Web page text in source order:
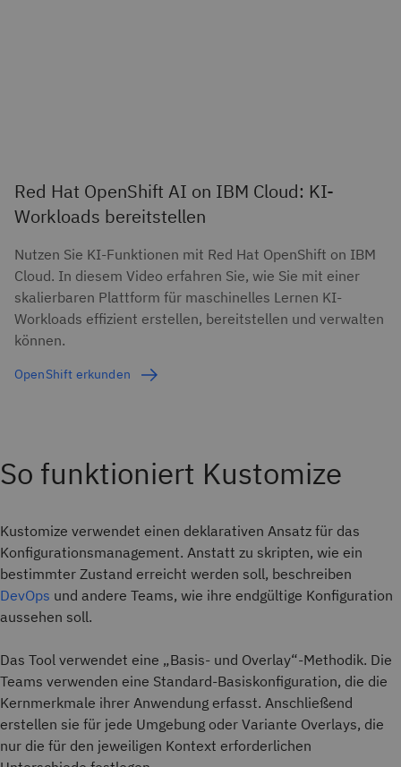
Red Hat OpenShift AI on IBM Cloud: KI-
Workloads bereitstellen
Nutzen Sie KI-Funktionen mit Red Hat OpenShift on IBM
Cloud. In diesem Video erfahren Sie, wie Sie mit einer
skalierbaren Plattform für maschinelles Lernen KI-
Workloads effizient erstellen, bereitstellen und verwalten
können.
OpenShift erkunden
So funktioniert Kustomize
Kustomize verwendet einen deklarativen Ansatz für das
Konfigurationsmanagement. Anstatt zu skripten, wie ein
bestimmter Zustand erreicht werden soll, beschreiben
DevOps und andere Teams, wie ihre endgültige Konfiguration
aussehen soll.
Das Tool verwendet eine „Basis- und Overlay“-Methodik. Die
Teams verwenden eine Standard-Basiskonfiguration, die die
Kernmerkmale ihrer Anwendung erfasst. Anschließend
erstellen sie für jede Umgebung oder Variante Overlays, die
nur die für den jeweiligen Kontext erforderlichen